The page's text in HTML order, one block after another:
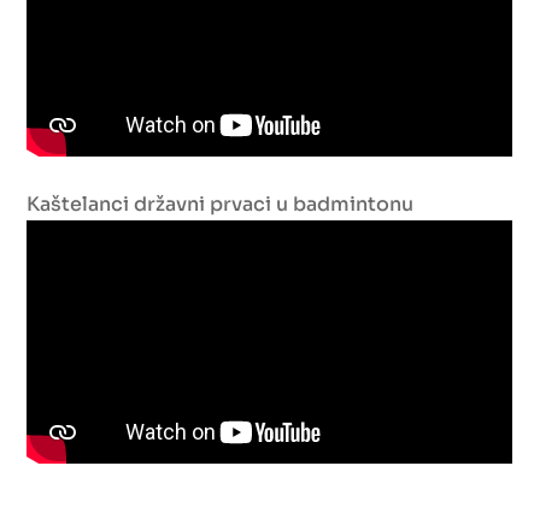
Kaštelanci državni prvaci u badmintonu